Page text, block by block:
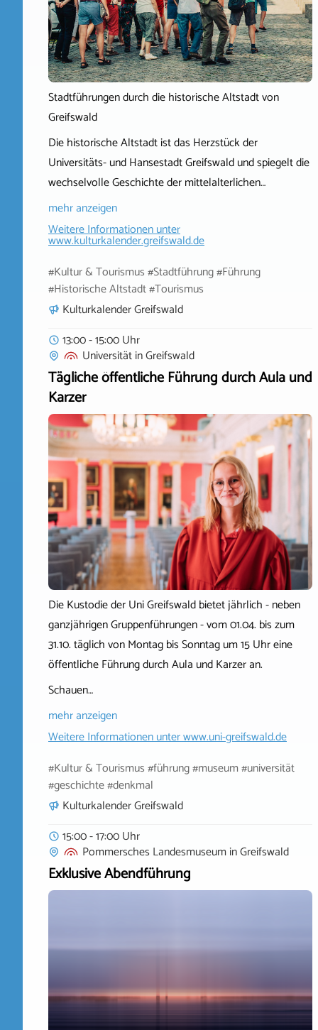
Stadtführungen durch die historische Altstadt von
Greifswald
Die historische Altstadt ist das Herzstück der
Universitäts- und Hansestadt Greifswald und spiegelt die
wechselvolle Geschichte der mittelalterlichen…
mehr anzeigen
Weitere Informationen unter
www.kulturkalender.greifswald.de
#Kultur & Tourismus #Stadtführung #Führung
#Historische Altstadt #Tourismus
Kulturkalender Greifswald
13:00 - 15:00 Uhr
UniversitätinGreifswald
Tägliche öffentliche Führung durch Aula und
Karzer
Die Kustodie der Uni Greifswald bietet jährlich - neben
ganzjährigen Gruppenführungen - vom 01.04. bis zum
31.10. täglich von Montag bis Sonntag um 15 Uhr eine
öffentliche Führung durch Aula und Karzer an.
Schauen…
mehr anzeigen
Weitere Informationen unterwww.uni-greifswald.de
#Kultur & Tourismus #führung #museum #universität
#geschichte #denkmal
Kulturkalender Greifswald
15:00 - 17:00 Uhr
Pommersches LandesmuseuminGreifswald
Exklusive Abendführung